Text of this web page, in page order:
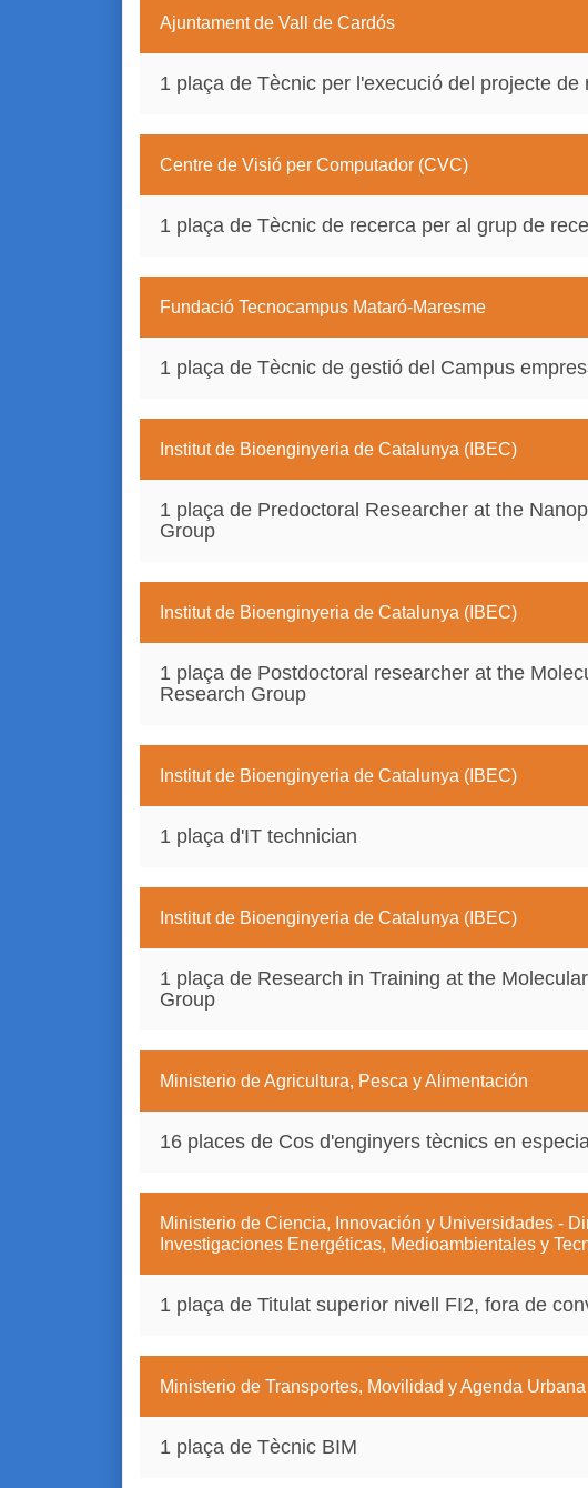
Ajuntament de Vall de Cardós
1 plaça de Tècnic per l'execució del projecte de
Centre de Visió per Computador (CVC)
1 plaça de Tècnic de recerca per al grup de
Fundació Tecnocampus Mataró-Maresme
1 plaça de Tècnic de gestió del Campus
Institut de Bioenginyeria de Catalunya (IBEC)
1 plaça de Predoctoral Researcher at the
Group
Institut de Bioenginyeria de Catalunya (IBEC)
1 plaça de Postdoctoral researcher at the
Research Group
Institut de Bioenginyeria de Catalunya (IBEC)
1 plaça d'IT technician
Institut de Bioenginyeria de Catalunya (IBEC)
1 plaça de Research in Training at the
Group
Ministerio de Agricultura, Pesca y Alimentación
16 places de Cos d'enginyers tècnics en
Ministerio de Ciencia, Innovación y Universidades -
Investigaciones Energéticas, Medioambientales y
1 plaça de Titulat superior nivell FI2, fora de
Ministerio de Transportes, Movilidad y Agenda
1 plaça de Tècnic BIM